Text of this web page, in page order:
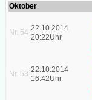
Oktober
Nr. 54 22.10.2014
20:22Uhr
Nr. 53 22.10.2014
16:42Uhr